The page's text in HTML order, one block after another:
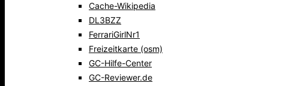
Cache-Wikipedia
DL3BZZ
FerrariGirlNr1
Freizeitkarte (osm)
GC-Hilfe-Center
GC-Reviewer.de